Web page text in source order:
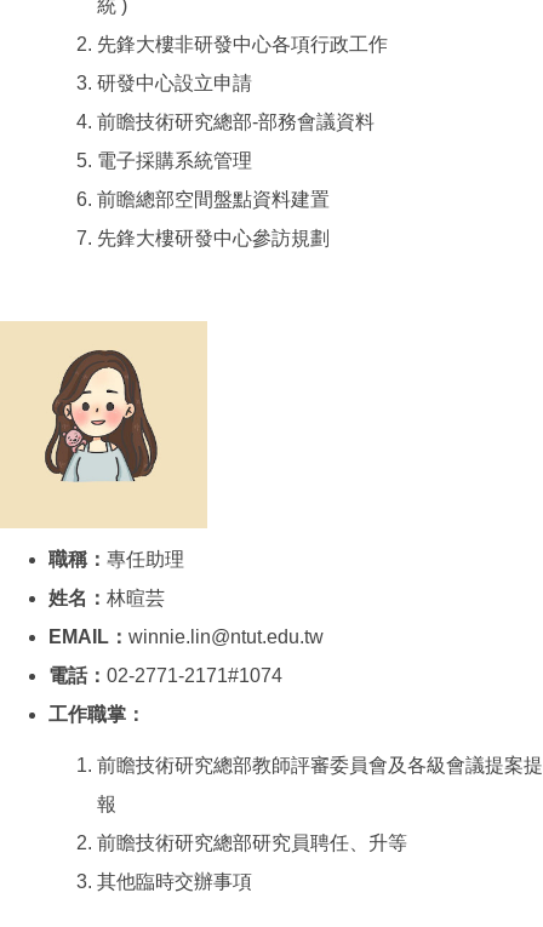
統 )
先鋒大樓非研發中心各項行政工作
研發中心設立申請
前瞻技術研究總部-部務會議資料
電子採購系統管理
前瞻總部空間盤點資料建置
先鋒大樓研發中心參訪規劃
職稱： 專任助理
姓名： 林暄芸
EMAIL： winnie.lin@ntut.edu.tw
電話： 02-2771-2171#1074
工作職掌：
前瞻技術研究總部教師評審委員會及各級會議提案提
報
前瞻技術研究總部研究員聘任、升等
其他臨時交辦事項